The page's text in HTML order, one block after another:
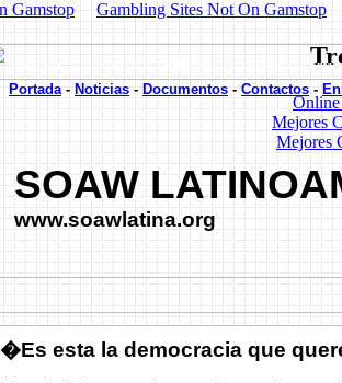
Gamstop Gambling Sites Not On Gamstop
Portada Noticias Art�culos Documentos
SOAW
www.soawlatina.org
Portada- Noticias - Documentos - Contactos -
�Es esta la democracia que
Mejores
Mejores